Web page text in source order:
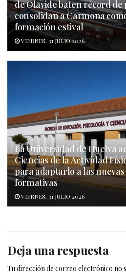
de Olavide baten récord
consolidan a Carmona
formación estival
VIERNES, 31 JULIO 2026
La Universidad de Huelva
Ciencias de la Actividad
para adaptarlo a las
formativas
VIERNES, 31 JULIO 2026
Deja una respuesta
Tu dirección de correo electrónico no